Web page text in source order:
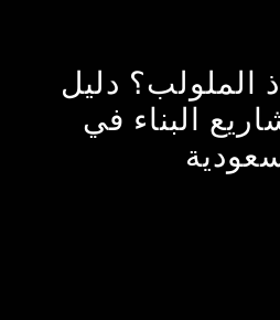
الملولب؟ دليل
البناء في